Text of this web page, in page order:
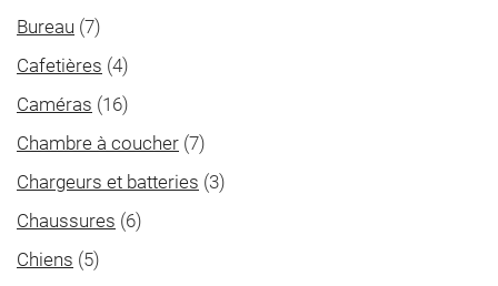
Bureau (7)
Cafetières (4)
Caméras (16)
Chambre à coucher (7)
Chargeurs et batteries (3)
Chaussures (6)
Chiens (5)